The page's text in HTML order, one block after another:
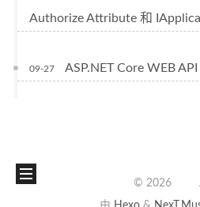
Authorize Attribute 和
09-27 ASP.NET Core WEB
© 2026